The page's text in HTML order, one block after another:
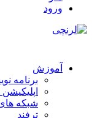
ورود
آموزش
برنامه
اپلیکیشن
شبکه
ترفند